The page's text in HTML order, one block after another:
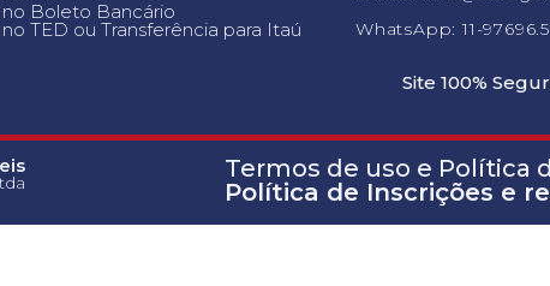
Boleto Bancário
TED ou Transferência para Itaú
WhatsApp: 11-
Site 100%
Termos de uso e Política
Política de Inscrições e